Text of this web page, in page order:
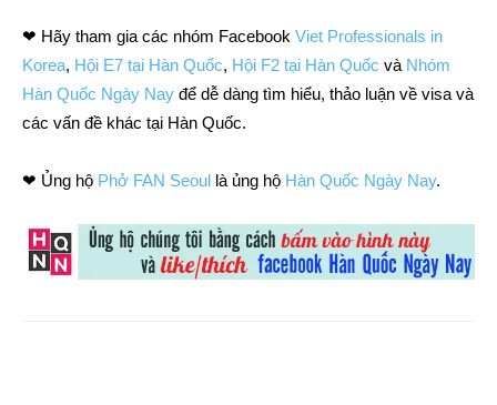
❤ Hãy tham gia các nhóm Facebook Viet Professionals in
Korea, Hội E7 tại Hàn Quốc, Hội F2 tại Hàn Quốc và Nhóm
Hàn Quốc Ngày Nay để dễ dàng tìm hiểu, thảo luận về visa và
các vấn đề khác tại Hàn Quốc.
❤ Ủng hộ Phở FAN Seoul là ủng hộ Hàn Quốc Ngày Nay.